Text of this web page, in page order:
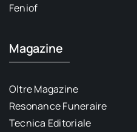
Feniof
Magazine
Oltre Magazine
Resonance Funeraire
Tecnica Editoriale